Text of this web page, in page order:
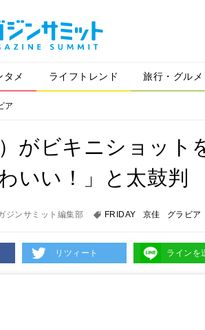
タメ ライフトレンド 旅行・グルメ
ア
がビキニショット
いい！」と太鼓判
ジンサミット編集部 FRIDAY 京佳 グラビア
リツィート ラインを